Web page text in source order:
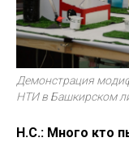
Демонстрация
НТИ в Башкирском
Н.С.: Много кто